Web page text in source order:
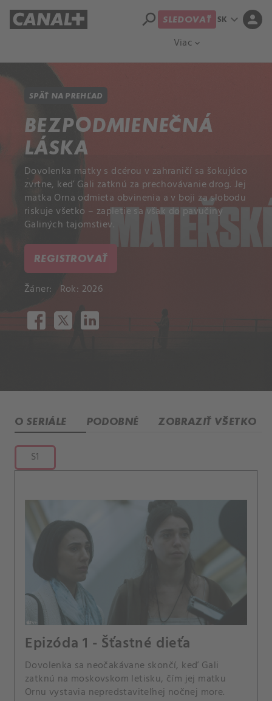
Viac expand_more
search SLEDOVAŤ SK expand_more person
SPÄŤ NA PREHĽAD
BEZPODMIENEČNÁ
LÁSKA
Dovolenka matky s dcérou v zahraničí sa šokujúco
zvrtne, keď Gali zatknú za prechovávanie drog. Jej
matka Orna odmieta obvinenia a v boji za slobodu
riskuje všetko – zapletie sa však do pavučiny
Galiných tajomstiev.
REGISTROVAŤ
Žáner: Rok: 2026
O SERIÁLE PODOBNÉ ZOBRAZIŤ VŠETKO
S1
Epizóda 1 - Šťastné dieťa
Dovolenka sa neočakávane skončí, keď Gali
zatknú na moskovskom letisku, čím jej matku
Ornu vystavia nepredstaviteľnej nočnej more.